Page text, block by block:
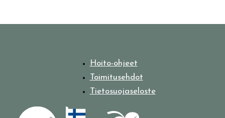
Hoito-ohjeet
Toimitusehdot
Tietosuojaseloste